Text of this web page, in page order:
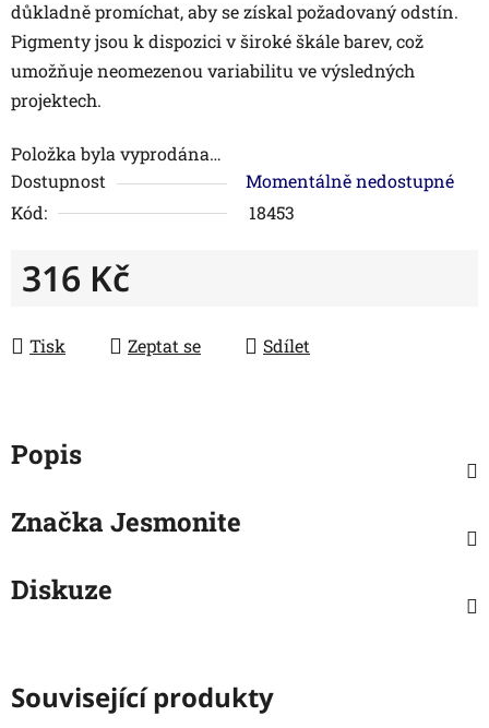
důkladně promíchat, aby se získal požadovaný odstín.
Pigmenty jsou k dispozici v široké škále barev, což
umožňuje neomezenou variabilitu ve výsledných
projektech.
Položka byla vyprodána…
Dostupnost
Momentálně nedostupné
Kód:
18453
316 Kč
Tisk
Zeptat se Sdílet
Popis
Značka Jesmonite
Diskuze
Související produkty